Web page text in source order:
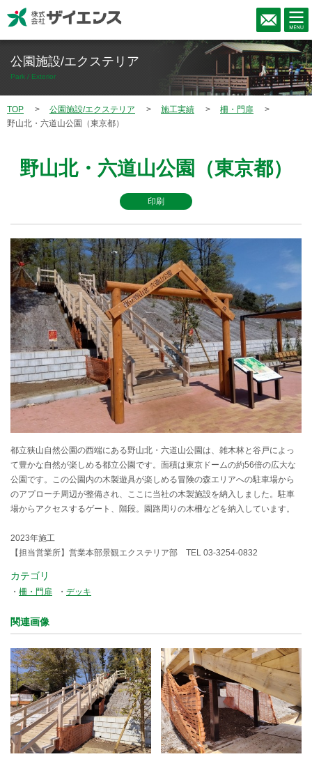
公園施設/エクステリア
Park / Exterior
TOP 公園施設/エクステリア 施工実績
柵・門扉
野山北・六道山公園（東京都）
野山北・六道山公園（東京都）
印刷
都立狭山自然公園の西端にある野山北・六道山公園は、雑木林と谷戸によっ
て豊かな自然が楽しめる都立公園です。面積は東京ドームの約56倍の広大な
公園です。この公園内の木製遊具が楽しめる冒険の森エリアへの駐車場から
のアプローチ周辺が整備され、ここに当社の木製施設を納入しました。駐車
場からアクセスするゲート、階段。園路周りの木柵などを納入しています。
2023年施工
【担当営業所】営業本部景観エクステリア部 TEL 03-3254-0832
カテゴリ
柵・門扉 デッキ
関連画像